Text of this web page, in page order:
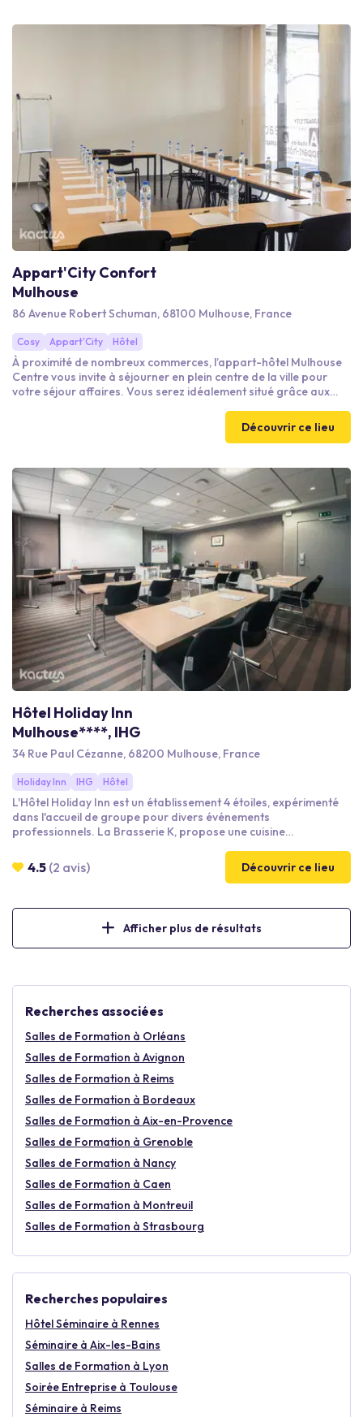
Recherches associées
Salles de Formation à Orléans
Salles de Formation à Avignon
Salles de Formation à Reims
Salles de Formation à Bordeaux
Salles de Formation à Aix-en-Provence
Salles de Formation à Grenoble
Salles de Formation à Nancy
Salles de Formation à Caen
Salles de Formation à Montreuil
Salles de Formation à Strasbourg
Recherches populaires
Hôtel Séminaire à Rennes
Séminaire à Aix-les-Bains
Salles de Formation à Lyon
Soirée Entreprise à Toulouse
Séminaire à Reims
Appart'City Confort
Mulhouse
86 Avenue Robert Schuman, 68100 Mulhouse, France
Cosy Appart'City Hôtel
À proximité de nombreux commerces, l’appart-hôtel Mulhouse
Centre vous invite à séjourner en plein centre de la ville pour
votre séjour affaires. Vous serez idéalement situé grâce aux
frontières allemandes et suisses à moins de 30 minutes.
Découvrir ce lieu
Hôtel Holiday Inn
Mulhouse****, IHG
34 Rue Paul Cézanne, 68200 Mulhouse, France
Holiday Inn IHG Hôtel
L'Hôtel Holiday Inn est un établissement 4 étoiles, expérimenté
dans l'accueil de groupe pour divers événements
professionnels. La Brasserie K, propose une cuisine
nombre. Nous offrons un accès à l'espace de remise en forme
pour les résidents de l'hôtel, qui comprend un sauna, un
fitness.
4.5 (2 avis) Découvrir ce lieu
Afficher plus de résultats